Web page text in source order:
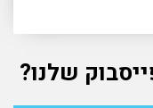
שלנו?